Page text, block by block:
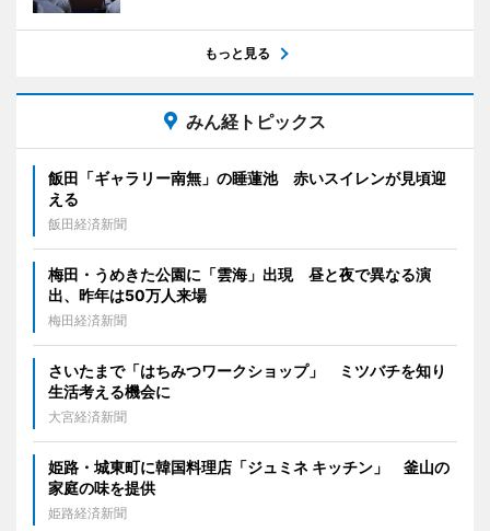
もっと見る
みん経トピックス
飯田「ギャラリー南無」の睡蓮池 赤いスイレンが見頃迎
える
飯田経済新聞
梅田・うめきた公園に「雲海」出現 昼と夜で異なる演
出、昨年は50万人来場
梅田経済新聞
さいたまで「はちみつワークショップ」 ミツバチを知り
生活考える機会に
大宮経済新聞
姫路・城東町に韓国料理店「ジュミネ キッチン」 釜山の
家庭の味を提供
姫路経済新聞